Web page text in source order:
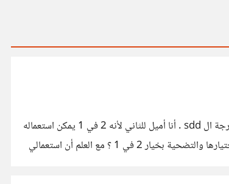
أشعر بالحيرة بين لابتوبين متشابهين أحدهما يحتوي ذاكرة هجينة sdd مع hdd والثاني فقط hdd وفيه تقنية optane التي تسرع الجهاز لكن ليس لدرجة ال sdd . أنا أميل للثاني لأنه 2 في 1 يمكن استعماله
مثل التابلت . لكن لا أريد التفريط بسرعة sdd ، وسؤالي أنه إذا كان المعالج والرام والمواصفات قوية هل تجاهل ال sdd لن يضر الأداء ؟ أم أنه يفضل اختيارها والتضحية بخيار 2 في 1 ؟ مع العلم أن استعمالي